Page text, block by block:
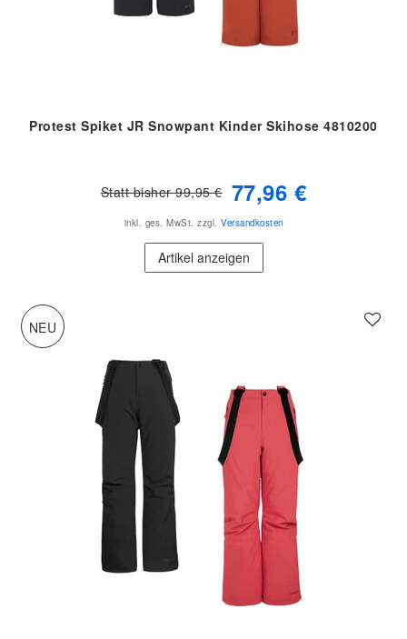
Protest Spiket JR Snowpant Kinder Skihose 4810200
Statt bisher 99,95 € 77,96 €
inkl. ges. MwSt. zzgl. Versandkosten
Artikel anzeigen
NEU